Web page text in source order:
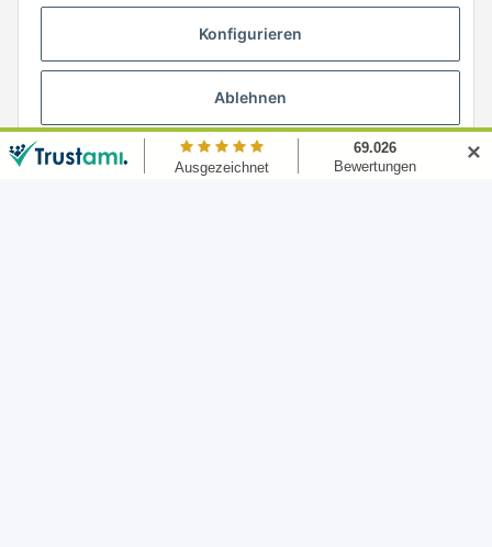
Konfigurieren
Ablehnen
✕